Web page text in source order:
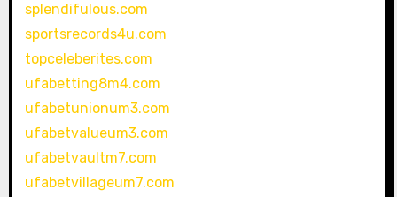
splendifulous.com
sportsrecords4u.com
topceleberites.com
ufabetting8m4.com
ufabetunionum3.com
ufabetvalueum3.com
ufabetvaultm7.com
ufabetvillageum7.com